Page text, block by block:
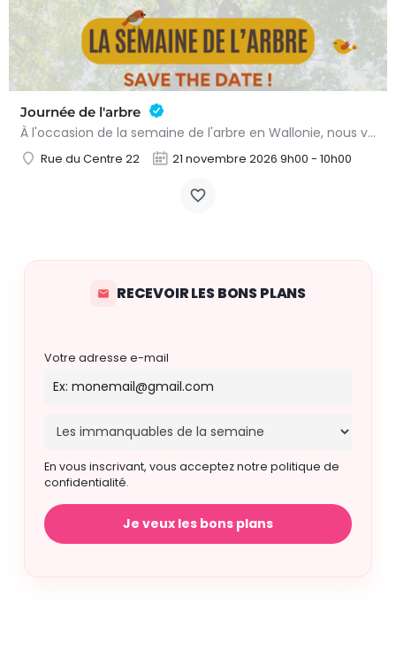
Journée de l'arbre
À l'occasion de la semaine de l'arbre en Wallonie, nous vous proposons l'annuelle distribution gratuite des…
Rue du Centre 22 21 novembre 2026 9h00 - 10h00
RECEVOIR LES BONS PLANS
Votre adresse e-mail
En vous inscrivant, vous acceptez notre politique de
confidentialité.